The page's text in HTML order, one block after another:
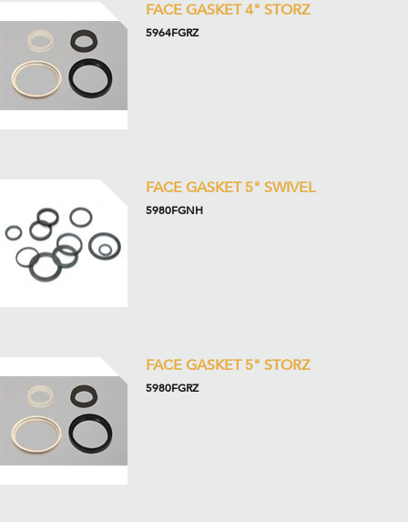
FACE GASKET 4" STORZ
5964FGRZ
FACE GASKET 5" SWIVEL
5980FGNH
FACE GASKET 5" STORZ
5980FGRZ